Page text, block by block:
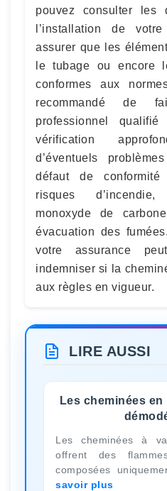
pouvez consulter les
l’installation de
assurer que les
le tubage ou encore
conformes aux
recommandé de
professionnel
vérification
d’éventuels
défaut de
risques
monoxyde de
évacuation des
votre assurance
indemniser si la
aux règles en vigueur.
LIRE AUSSI
Les cheminées
Les cheminées à
offrent des
composées
savoir plus